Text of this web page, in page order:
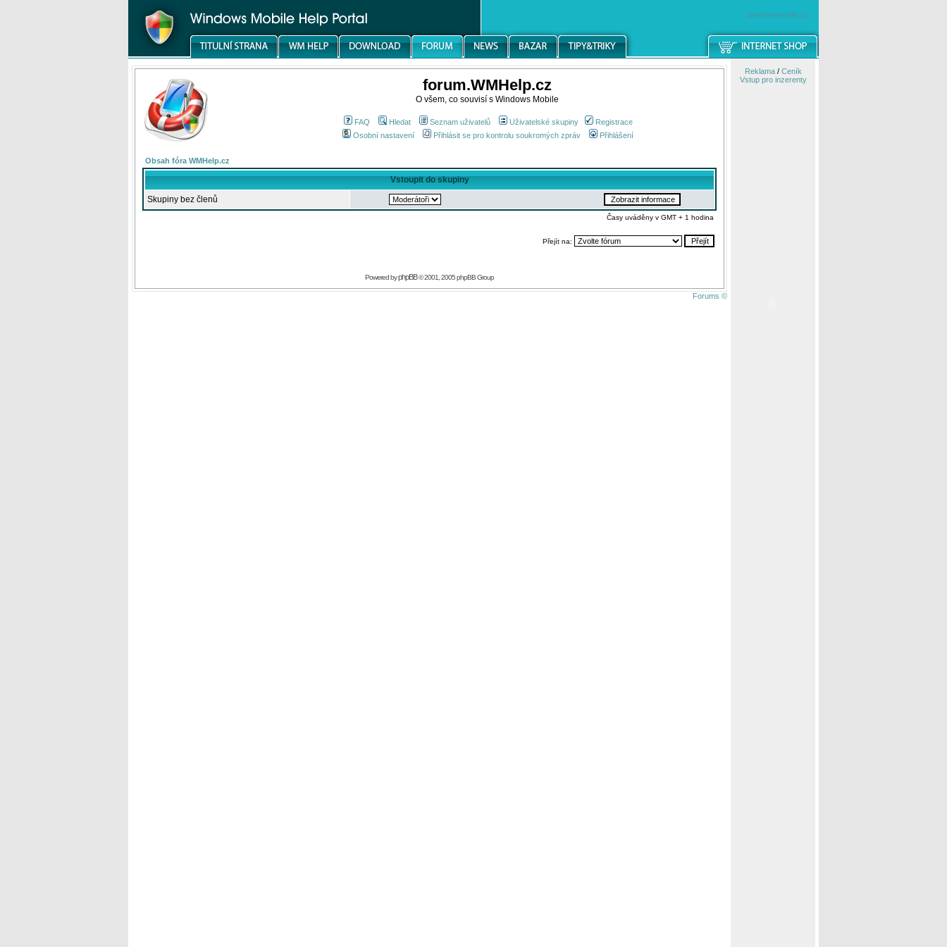
windowsmobile.cz
forum.WMHelp.cz
O všem, co souvisí s Windows Mobile
FAQ Hledat Seznam uživatelů Uživatelské skupiny
Registrace
Osobní nastavení
Přihlásit se pro kontrolu soukromých zpráv Přihlášení
Obsah fóra WMHelp.cz
Vstoupit do skupiny
Skupiny bez členů
Časy uváděny v GMT + 1 hodina
Přejít na:
Powered byphpBB© 2001, 2005 phpBB Group
Forums ©
Reklama/ Ceník
Vstup pro inzerenty